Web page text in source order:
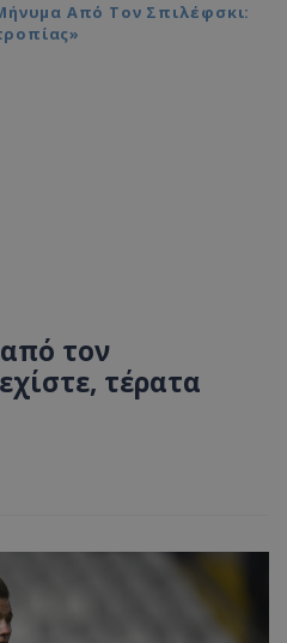
Από Τον Σπιλέφσκι:
τον
τέρατα